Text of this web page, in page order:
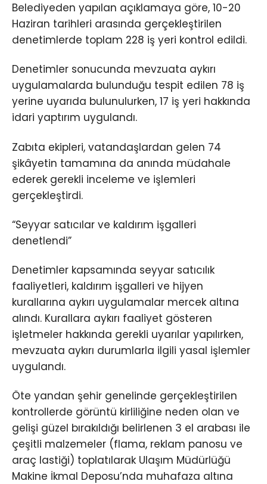
Belediyeden yapılan açıklamaya göre, 10-20
Haziran tarihleri arasında gerçekleştirilen
denetimlerde toplam 228 iş yeri kontrol edildi.
Denetimler sonucunda mevzuata aykırı
uygulamalarda bulunduğu tespit edilen 78 iş
yerine uyarıda bulunulurken, 17 iş yeri hakkında
idari yaptırım uygulandı.
Zabıta ekipleri, vatandaşlardan gelen 74
şikâyetin tamamına da anında müdahale
ederek gerekli inceleme ve işlemleri
gerçekleştirdi.
“Seyyar satıcılar ve kaldırım işgalleri
denetlendi”
Denetimler kapsamında seyyar satıcılık
faaliyetleri, kaldırım işgalleri ve hijyen
kurallarına aykırı uygulamalar mercek altına
alındı. Kurallara aykırı faaliyet gösteren
işletmeler hakkında gerekli uyarılar yapılırken,
mevzuata aykırı durumlarla ilgili yasal işlemler
uygulandı.
Öte yandan şehir genelinde gerçekleştirilen
kontrollerde görüntü kirliliğine neden olan ve
gelişi güzel bırakıldığı belirlenen 3 el arabası ile
çeşitli malzemeler (flama, reklam panosu ve
araç lastiği) toplatılarak Ulaşım Müdürlüğü
Makine İkmal Deposu’nda muhafaza altına